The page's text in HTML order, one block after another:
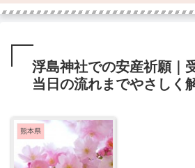
浮島神社での安産祈願｜
当日の流れまでやさしく
熊本県